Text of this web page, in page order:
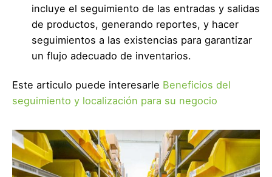
incluye el seguimiento de las entradas y salidas
de productos, generando reportes, y hacer
seguimientos a las existencias para garantizar
un flujo adecuado de inventarios.
Este articulo puede interesarle Beneficios del
seguimiento y localización para su negocio